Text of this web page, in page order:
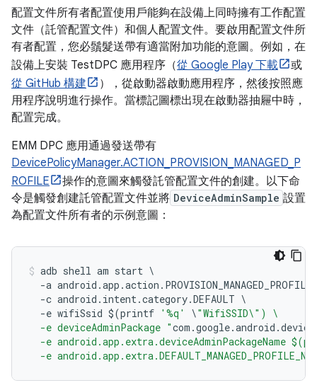
配置文件所有者配置使用戶能夠在設備上同時擁有工作配置
文件（託管配置文件）和個人配置文件。要啟用配置文件所
有者配置，您必鬚髮送帶有適當附加功能的意圖。例如，在
設備上安裝 TestDPC 應用程序（從 Google Play 下載
或
從 GitHub 構建
），從啟動器啟動應用程序，然後按照應
用程序說明進行操作。當標記圖標出現在啟動器抽屜中時，
配置完成。
EMM DPC 應用通過發送帶有
DevicePolicyManager.ACTION_PROVISION_MANAGED_P
ROFILE
操作的意圖來觸發託管配置文件的創建。以下命
令是觸發創建託管配置文件並將 DeviceAdminSample 設置
為配置文件所有者的示例意圖：
adb shell am start \
-a android .app .action . PROVISION_MANAGED_PROFILE
-c android . intent.category.DEFAULT \
-e wifiSsid $(printf '%q' \"WifiSSID\") \
-e deviceAdminPackage "com .google.android .
-e android.app.extra.deviceAdminPackageName
-e